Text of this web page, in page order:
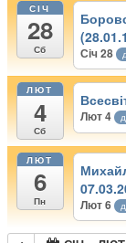
СІЧ
28
Сб Січ 28
ЛЮТ
4
Сб
Лют 4
ЛЮТ
6
Пн Лют 6